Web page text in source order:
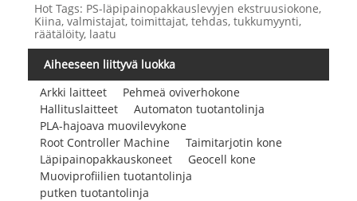
Hot Tags: PS-läpipainopakkauslevyjen ekstruusiokone,
Kiina, valmistajat, toimittajat, tehdas, tukkumyynti,
räätälöity, laatu
Aiheeseen liittyvä luokka
Arkki laitteet
Pehmeä oviverhokone
Hallituslaitteet
Automaton tuotantolinja
PLA-hajoava muovilevykone
Root Controller Machine
Taimitarjotin kone
Läpipainopakkauskoneet
Geocell kone
Muoviprofiilien tuotantolinja
putken tuotantolinja